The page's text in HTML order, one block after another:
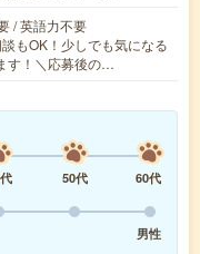
/ 英語力不要
もOK！少しでも気になる
す！＼応募後の…
50代
60代
男性